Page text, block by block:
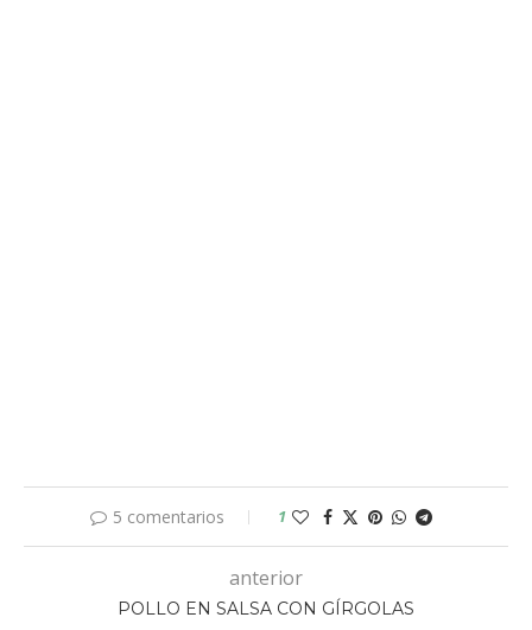
5 comentarios 1
anterior
POLLO EN SALSA CON GÍRGOLAS